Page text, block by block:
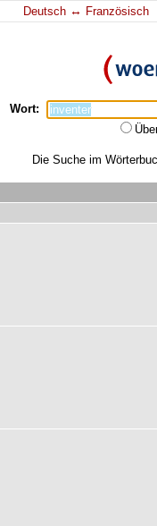
Deutsch ↔ Französisch
Wort:
Die Suche im